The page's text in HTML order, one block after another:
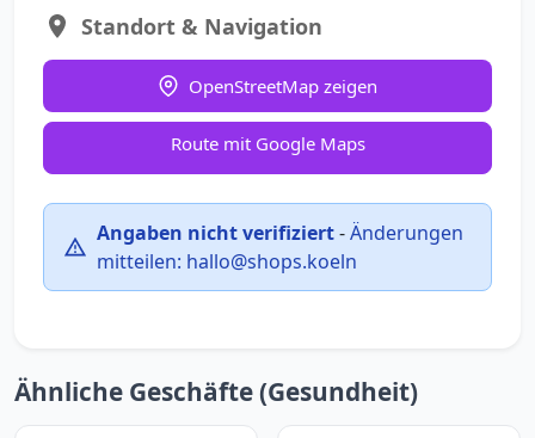
Standort & Navigation
OpenStreetMap zeigen
Route mit Google Maps
Angaben nicht verifiziert-Änderungen
mitteilen: hallo@shops.koeln
Ähnliche Geschäfte (Gesundheit)